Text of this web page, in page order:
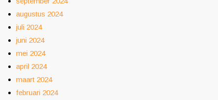
augustus 2024
juli 2024
juni 2024
mei 2024
april 2024
maart 2024
februari 2024